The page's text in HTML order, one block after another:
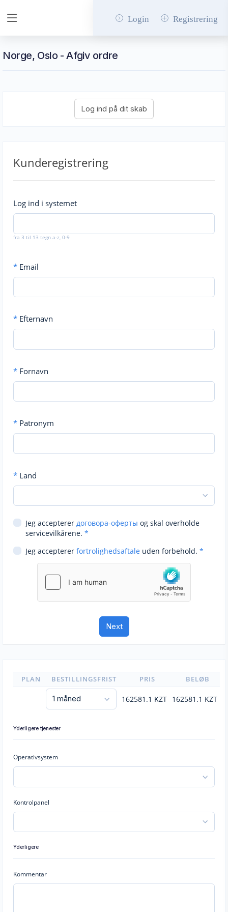
Login Registrering
Norge, Oslo - Afgiv ordre
Kunderegistrering
Log ind i systemet
fra 3 til 13 tegn a-z, 0-9
* Email
* Efternavn
* Fornavn
* Patronym
* Land
Jeg accepterer договора-оферты og skal overholde
servicevilkårene. *
Jeg accepterer fortrolighedsaftale uden forbehold. *
PLAN BESTILLINGSFRIST PRIS BELØB
162581.1 KZT 162581.1 KZT
Yderligere tjenester
Operativsystem
Kontrolpanel
Yderligere
Kommentar